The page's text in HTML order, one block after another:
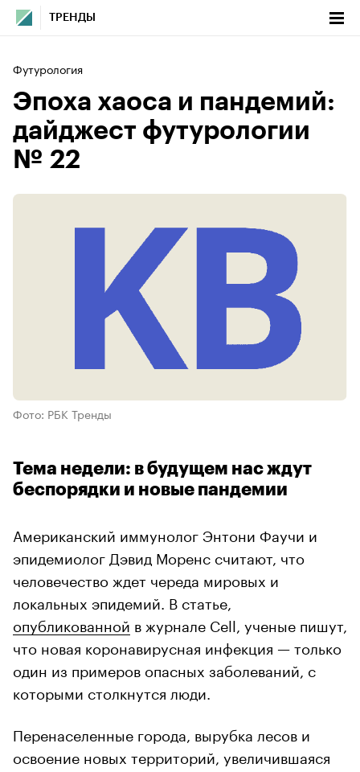
ТРЕНДЫ
Футурология
Эпоха хаоса и пандемий:
дайджест футурологии
№ 22
Фото: РБК Тренды
Тема недели: в будущем нас ждут
беспорядки и новые пандемии
Американский иммунолог Энтони Фаучи и
эпидемиолог Дэвид Моренс считают, что
человечество ждет череда мировых и
локальных эпидемий. В статье,
опубликованной в журнале Cell, ученые пишут,
что новая коронавирусная инфекция — только
один из примеров опасных заболеваний, с
которыми столкнутся люди.
Перенаселенные города, вырубка лесов и
освоение новых территорий, увеличившаяся